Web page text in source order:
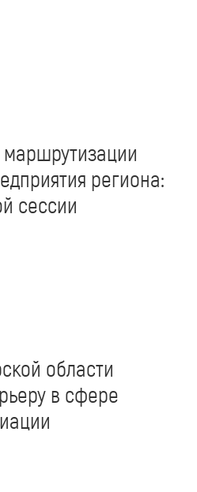
региона:
сессии
области
в сфере